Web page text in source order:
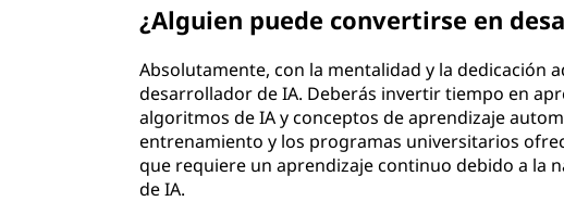
¿Alguien puede convertirse en
Absolutamente, con la mentalidad y la dedicación
desarrollador de IA. Deberás invertir tiempo en
algoritmos de IA y conceptos de aprendizaje
entrenamiento y los programas universitarios
que requiere un aprendizaje continuo debido a la
de IA.